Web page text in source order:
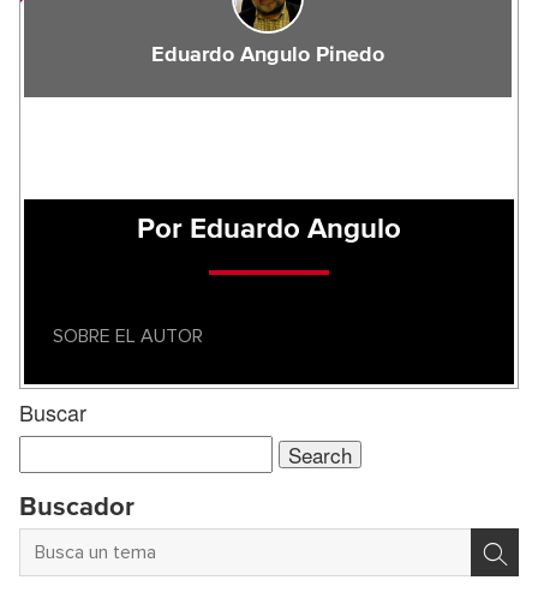
Eduardo Angulo Pinedo
Por Eduardo Angulo
SOBRE EL AUTOR
Buscar
Search
for:
Buscador